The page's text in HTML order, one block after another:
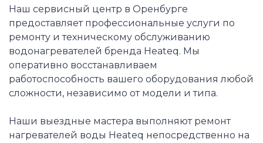
Наш сервисный центр в Оренбурге
предоставляет профессиональные услуги по
ремонту и техническому обслуживанию
водонагревателей бренда Heateq. Мы
оперативно восстанавливаем
работоспособность вашего оборудования любой
сложности, независимо от модели и типа.
Наши выездные мастера выполняют ремонт
нагревателей воды Heateq непосредственно на